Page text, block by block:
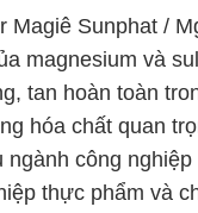
Magiê Sunphat /
magnesium và
tan hoàn toàn
hóa chất quan
ngành công
thực phẩm và